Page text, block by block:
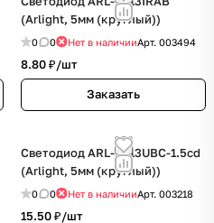
(Arlight, 5мм (круглый))
0 0 Нет в наличииАрт. 003494
8.80 ₽/шт
Заказать
Светодиод ARL-5313UBC-1.5cd
(Arlight, 5мм (круглый))
0 0 Нет в наличииАрт. 003218
15.50 ₽/шт